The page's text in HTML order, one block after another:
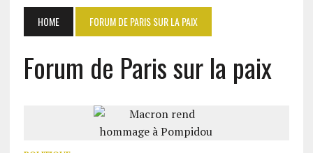
HOME FORUM DE PARIS SUR LA PAIX
Forum de Paris sur la paix